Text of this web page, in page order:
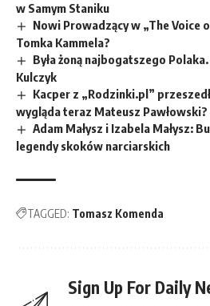
w Samym Staniku
Nowi Prowadzący w „The Voice
Tomka Kammela?
Była żoną najbogatszego
Kulczyk
Kacper z „Rodzinki.pl”
wygląda teraz Mateusz Pawłowski?
Adam Małysz i Izabela Małysz:
legendy skoków narciarskich
TAGGED: Tomasz Komenda
Sign Up For Daily